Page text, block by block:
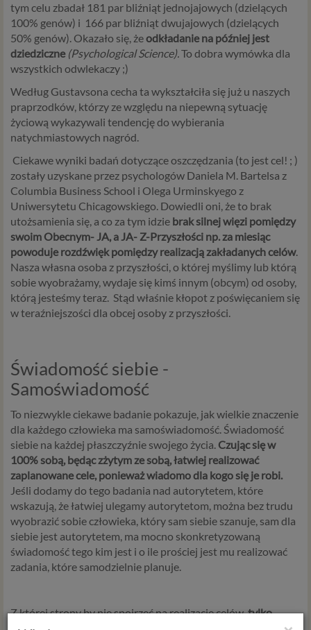
tym celu zbadał 181 par bliźniąt jednojajowych (dzielących
100% genów) i 166 par bliźniąt dwujajowych (dzielących
50% genów). Okazało się, żeodkładanie na później jest
dziedziczne (Psychological Science).To dobra wymówka dla
wszystkich odwlekaczy ;)
Według Gustavsona cecha ta wykształciła się już u naszych
praprzodków, którzy ze względu na niepewną sytuację
życiową wykazywali tendencję do wybierania
natychmiastowych nagród.
Ciekawe wyniki badań dotyczące oszczędzania (to jest cel! ; )
zostały uzyskane przez psychologów Daniela M. Bartelsa z
Columbia Business School i Olega Urminskyego z
Uniwersytetu Chicagowskiego. Dowiedli oni, że to brak
utożsamienia się, a co za tym idzie brak silnej więzi pomiędzy
swoim Obecnym- JA, a JA- Z-Przyszłości np. za miesiąc
powoduje rozdźwięk pomiędzy realizacją zakładanych celów.
Nasza własna osoba z przyszłości, o której myślimy lub którą
sobie wyobrażamy, wydaje się kimś innym (obcym) od osoby,
którą jesteśmy teraz. Stąd właśnie kłopot z poświęcaniem się
w teraźniejszości dla obcej osoby z przyszłości.
Świadomość siebie -
Samoświadomość
To niezwykle ciekawe badanie pokazuje, jak wielkie znaczenie
dla każdego człowieka ma samoświadomość. Świadomość
siebie na każdej płaszczyźnie swojego życia. Czując się w
100% sobą, będąc zżytym ze sobą, łatwiej realizować
zaplanowane cele, ponieważ wiadomo dla kogo się je robi.
Jeśli dodamy do tego badania nad autorytetem, które
wskazują, że łatwiej ulegamy autorytetom, można bez trudu
wyobrazić sobie człowieka, który sam siebie szanuje, sam dla
siebie jest autorytetem, ma mocno skonkretyzowaną
świadomość tego kim jest i o ile prościej jest mu realizować
zadania, które samodzielnie planuje.
Z której strony by nie spojrzeć na realizację celów,tylko